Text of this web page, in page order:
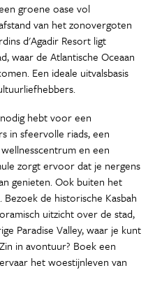
groene oase vol
van het zonovergoten
d'Agadir Resort ligt
waar de Atlantische Oceaan
Een ideale uitvalsbasis
hebt voor een
in sfeervolle riads, een
en een
zorgt ervoor dat je nergens
genieten. Ook buiten het
de historische Kasbah
uitzicht over de stad,
Paradise Valley, waar je kunt
in avontuur? Boek een
het woestijnleven van